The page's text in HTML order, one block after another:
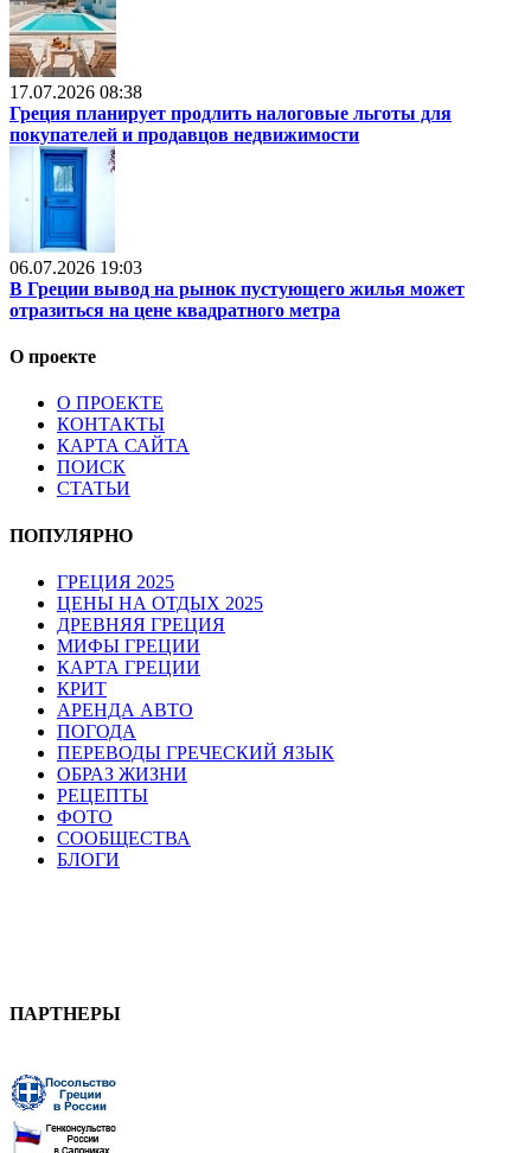
17.07.2026 08:38
Греция планирует продлить налоговые льготы для
покупателей и продавцов недвижимости
06.07.2026 19:03
В Греции вывод на рынок пустующего жилья может
отразиться на цене квадратного метра
О проекте
О ПРОЕКТЕ
КОНТАКТЫ
КАРТА САЙТА
ПОИСК
СТАТЬИ
ПОПУЛЯРНО
ГРЕЦИЯ 2025
ЦЕНЫ НА ОТДЫХ 2025
ДРЕВНЯЯ ГРЕЦИЯ
МИФЫ ГРЕЦИИ
КАРТА ГРЕЦИИ
КРИТ
АРЕНДА АВТО
ПОГОДА
ПЕРЕВОДЫ ГРЕЧЕСКИЙ ЯЗЫК
ОБРАЗ ЖИЗНИ
РЕЦЕПТЫ
ФОТО
СООБЩЕСТВА
БЛОГИ
ПАРТНЕРЫ